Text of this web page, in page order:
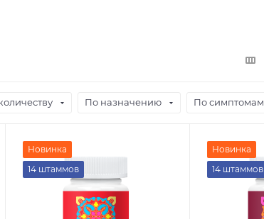
По назначению По симптомам
Новинка
14 штаммов
Новинка
14 штаммов